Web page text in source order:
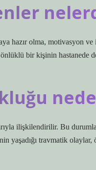
olma, motivasyon ve
bir kişinin hastanede
ilişkilendirilir. Bu
yaşadığı travmatik